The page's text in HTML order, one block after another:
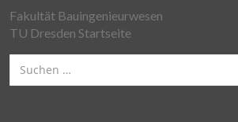
Fakultät Bauingenieurwesen
TU Dresden Startseite
Suchen
nach: